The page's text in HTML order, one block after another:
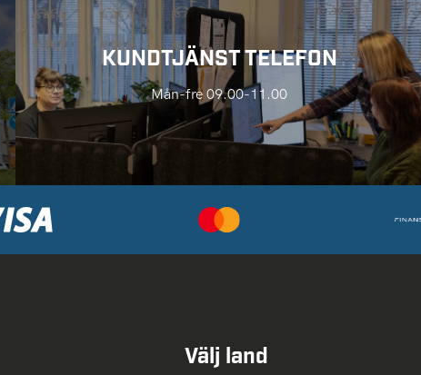
KUNDTJÄNST TELEFON
Mån-fre 09.00-11.00
Välj land